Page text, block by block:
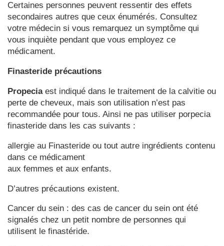
Certaines personnes peuvent ressentir des effets
secondaires autres que ceux énumérés. Consultez
votre médecin si vous remarquez un symptôme qui
vous inquiète pendant que vous employez ce
médicament.
Finasteride précautions
Propeciaest indiqué dans le traitement de la calvitie ou
perte de cheveux, mais son utilisation n’est pas
recommandée pour tous. Ainsi ne pas utiliser porpecia
finasteride dans les cas suivants :
allergie au Finasteride ou tout autre ingrédients contenu
dans ce médicament
aux femmes et aux enfants.
D’autres précautions existent.
Cancer du sein : des cas de cancer du sein ont été
signalés chez un petit nombre de personnes qui
utilisent le finastéride.